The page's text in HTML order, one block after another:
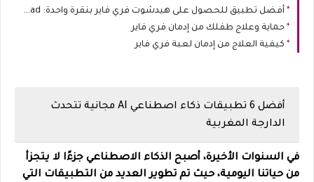
أفضل تطبيق للحصول على هيدشوت فري فاير بنقرة واحدة: Free Fire Head
حماية وعلاج طفلك من إدمان فري فاير
كيفية العلاج من إدمان لعبة فري فاير
أفضل 6 تطبيقات ذكاء اصطناعي AI مجانية تتحدث
الدارجة المغربية
في السنوات الأخيرة، أصبح الذكاء الاصطناعي جزءًا لا يتجزأ
من حياتنا اليومية، حيث تم تطوير العديد من التطبيقات التي